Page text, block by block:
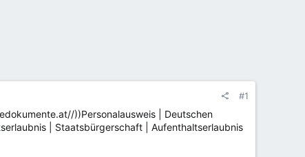
#1
))Personalausweis | Deutschen
| Staatsbürgerschaft | Aufenthaltserlaubnis